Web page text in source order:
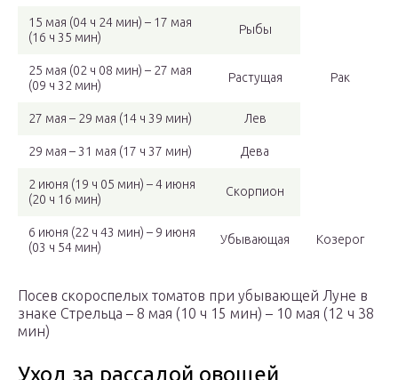
15 мая (04 ч 24 мин) – 17 мая
(16 ч 35 мин)
Рыбы
25 мая (02 ч 08 мин) – 27 мая
(09 ч 32 мин)
Растущая Рак
27 мая – 29 мая (14 ч 39 мин) Лев
29 мая – 31 мая (17 ч 37 мин) Дева
2 июня (19 ч 05 мин) – 4 июня
(20 ч 16 мин)
Скорпион
6 июня (22 ч 43 мин) – 9 июня
(03 ч 54 мин)
Убывающая Козерог
Посев скороспелых томатов при убывающей Луне в
знаке Стрельца – 8 мая (10 ч 15 мин) – 10 мая (12 ч 38
мин)
Уход за рассадой овощей